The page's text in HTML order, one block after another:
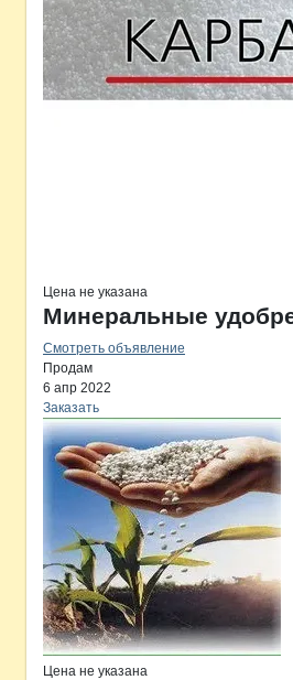
Цена не указана
Минеральные
Смотреть объявление
Продам
6 апр 2022
Заказать
Цена не указана